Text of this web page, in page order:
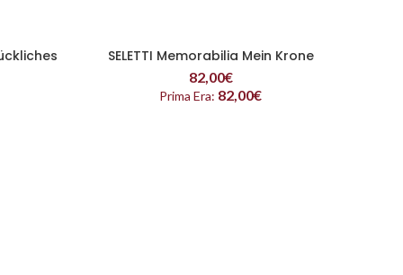
READ MORE
SELETTI Memorabilia Mein Krone
82,00€
Prima Era: 82,00€